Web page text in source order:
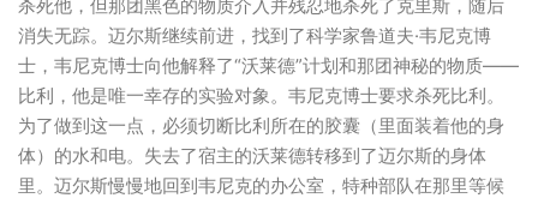
杀死他，但那团黑色的物质介入并残忍地杀死了克里斯，随后
消失无踪。迈尔斯继续前进，找到了科学家鲁道夫·韦尼克博
士，韦尼克博士向他解释了“沃莱德”计划和那团神秘的物质——
比利，他是唯一幸存的实验对象。韦尼克博士要求杀死比利。
为了做到这一点，必须切断比利所在的胶囊（里面装着他的身
体）的水和电。失去了宿主的沃莱德转移到了迈尔斯的身体
里。迈尔斯慢慢地回到韦尼克的办公室，特种部队在那里等候